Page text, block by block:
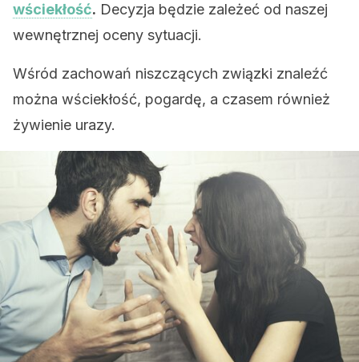
wściekłość. Decyzja będzie zależeć od naszej
wewnętrznej oceny sytuacji.
Wśród zachowań niszczących związki znaleźć
można wściekłość, pogardę, a czasem również
żywienie urazy.